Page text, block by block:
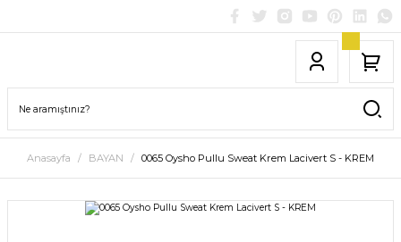
Anasayfa BAYAN 0065 Oysho Pullu Sweat Krem Lacivert S - KREM